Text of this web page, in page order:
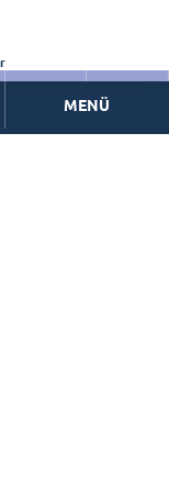
Thieme
MENÜ